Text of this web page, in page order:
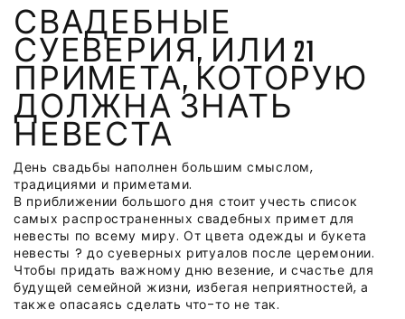
СВАДЕБНЫЕ
СУЕВЕРИЯ, ИЛИ 21
ПРИМЕТА, КОТОРУЮ
ДОЛЖНА ЗНАТЬ
НЕВЕСТА
День свадьбы наполнен большим смыслом,
традициями и приметами.
В приближении большого дня стоит учесть список
самых распространенных свадебных примет для
невесты по всему миру. От цвета одежды и букета
невесты ? до суеверных ритуалов после церемонии.
Чтобы придать важному дню везение, и счастье для
будущей семейной жизни, избегая неприятностей, а
также опасаясь сделать что-то не так.